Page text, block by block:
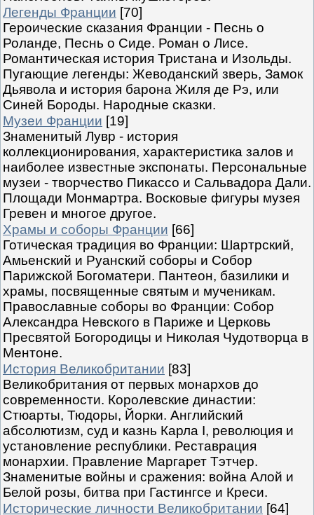
Легенды Франции [70]
Героические сказания Франции - Песнь о
Роланде, Песнь о Сиде. Роман о Лисе.
Романтическая история Тристана и Изольды.
Пугающие легенды: Жеводанский зверь, Замок
Дьявола и история барона Жиля де Рэ, или
Синей Бороды. Народные сказки.
Музеи Франции [19]
Знаменитый Лувр - история
коллекционирования, характеристика залов и
наиболее известные экспонаты. Персональные
музеи - творчество Пикассо и Сальвадора Дали.
Площади Монмартра. Восковые фигуры музея
Гревен и многое другое.
Храмы и соборы Франции [66]
Готическая традиция во Франции: Шартрский,
Амьенский и Руанский соборы и Собор
Парижской Богоматери. Пантеон, базилики и
храмы, посвященные святым и мученикам.
Православные соборы во Франции: Собор
Александра Невского в Париже и Церковь
Пресвятой Богородицы и Николая Чудотворца в
Ментоне.
История Великобритании [83]
Великобритания от первых монархов до
современности. Королевские династии:
Стюарты, Тюдоры, Йорки. Английский
абсолютизм, суд и казнь Карла I, революция и
установление республики. Реставрация
монархии. Правление Маргарет Тэтчер.
Знаменитые войны и сражения: война Алой и
Белой розы, битва при Гастингсе и Креси.
Исторические личности Великобритании [64]